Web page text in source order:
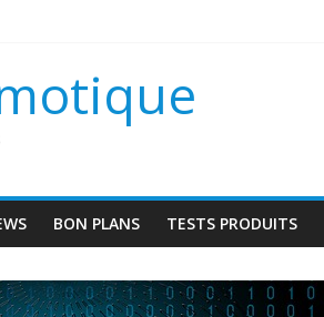
maison connectée ?
BON PLANS TESTS PRODUITS